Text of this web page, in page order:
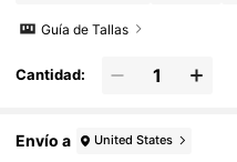
Guía de Tallas
Cantidad:
Envío a United States